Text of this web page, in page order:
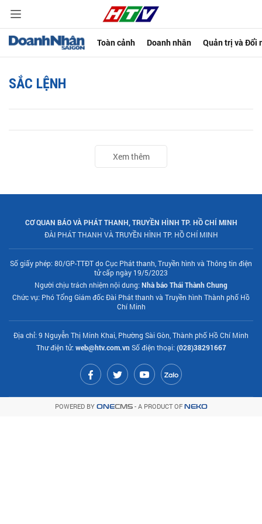
Toàn cảnh Doanh nhân Quản trị và Đổi
SẮC LỆNH
Xem thêm
CƠ QUAN BÁO VÀ PHÁT THANH, TRUYỀN HÌNH TP. HỒ CHÍ MINH
ĐÀI PHÁT THANH VÀ TRUYỀN HÌNH TP. HỒ CHÍ MINH
Số giấy phép: 80/GP-TTĐT do Cục Phát thanh, Truyền hình và Thông tin điện
tử cấp ngày 19/5/2023
Người chịu trách nhiệm nội dung: Nhà báo Thái Thành Chung
Chức vụ: Phó Tổng Giám đốc Đài Phát thanh và Truyền hình Thành phố Hồ
Chí Minh
Địa chỉ: 9 Nguyễn Thị Minh Khai, Phường Sài Gòn, Thành phố Hồ Chí Minh
Thư điện tử: web@htv.com.vnSố điện thoại: (028)38291667
POWERED BY ONECMS- A PRODUCT OF NEKO